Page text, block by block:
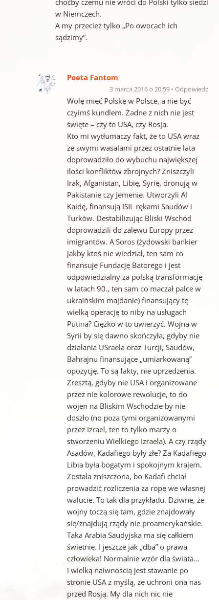
choćby czemu nie wróci do Polski tylko siedzi
w Niemczech.
A my przecież tylko „Po owocach ich
sądzimy”.
Poeta Fantom
3 marca 2016 o 20:59 Odpowiedz
Wolę mieć Polskę w Polsce, a nie być
czyimś kundlem. Żadne z nich nie jest
święte – czy to USA, czy Rosja.
Kto mi wytłumaczy fakt, że to USA wraz
ze swymi wasalami przez ostatnie lata
doprowadziło do wybuchu największej
ilości konfliktów zbrojnych? Zniszczyli
Irak, Afganistan, Libię, Syrię, dronują w
Pakistanie czy Jemenie. Utworzyli Al
Kaidę, finansują ISIL rękami Saudów i
Turków. Destabilizując Bliski Wschód
doprowadzili do zalewu Europy przez
imigrantów. A Soros (żydowski bankier
jakby ktoś nie wiedział, ten sam co
finansuje Fundację Batorego i jest
odpowiedzialny za polską transformację
w latach 90., ten sam co maczał palce w
ukraińskim majdanie) finansujący tę
wielką operację to niby na usługach
Putina? Ciężko w to uwierzyć. Wojna w
Syrii by się dawno skończyła, gdyby nie
działania USraela oraz Turcji, Saudów,
Bahrajnu finansujące „umiarkowaną”
opozycję. To są fakty, nie uprzedzenia.
Zresztą, gdyby nie USA i organizowane
przez nie kolorowe rewolucje, to do
wojen na Bliskim Wschodzie by nie
doszło (no poza tymi organizowanymi
przez Izrael, ten to tylko marzy o
stworzeniu Wielkiego Izraela). A czy rządy
Asadów, Kadafiego były złe? Za Kadafiego
Libia była bogatym i spokojnym krajem.
Została zniszczona, bo Kadafi chciał
prowadzić rozliczenia za ropę we własnej
walucie. To tak dla przykładu. Dziwne, że
wojny toczą się tam, gdzie znajdowały
się/znajdują rządy nie proamerykańskie.
Taka Arabia Saudyjska ma się całkiem
świetnie. I jeszcze jak „dba” o prawa
człowieka! Normalnie wzór dla świata…
I wielką naiwnością jest stawanie po
stronie USA z myślą, że uchroni ona nas
przed Rosją. My dla nich nic nie